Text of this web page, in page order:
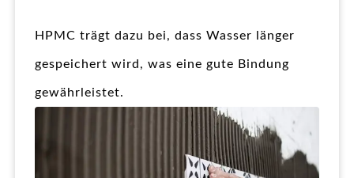
HPMC trägt dazu bei, dass Wasser länger
gespeichert wird, was eine gute Bindung
gewährleistet.